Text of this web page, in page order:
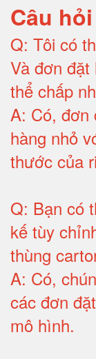
Câu
Q: Tôi có
Và đơn
thể chấp
A: Có, đơn
hàng nhỏ
thước của
Q: Bạn có
kế tùy
thùng
A: Có,
các đơn
mô hình.